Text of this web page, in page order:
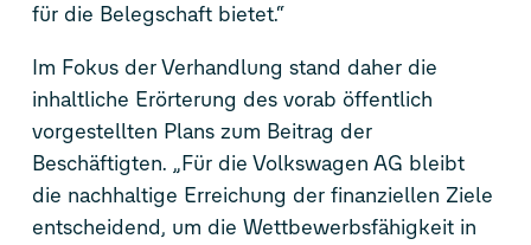
für die Belegschaft bietet.“
Im Fokus der Verhandlung stand daher die
inhaltliche Erörterung des vorab öffentlich
vorgestellten Plans zum Beitrag der
Beschäftigten. „Für die Volkswagen AG bleibt
die nachhaltige Erreichung der finanziellen Ziele
entscheidend, um die Wettbewerbsfähigkeit in